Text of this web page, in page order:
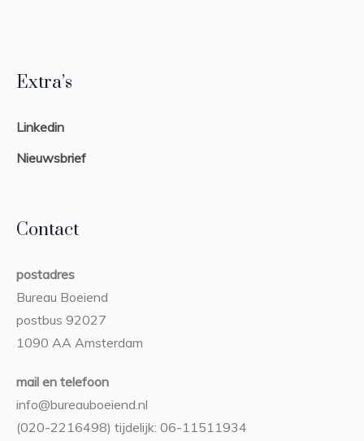
Extra’s
Linkedin
Nieuwsbrief
Contact
postadres
Bureau Boeiend
postbus 92027
1090 AA Amsterdam
mail en telefoon
info@bureauboeiend.nl
(020-2216498) tijdelijk: 06-11511934